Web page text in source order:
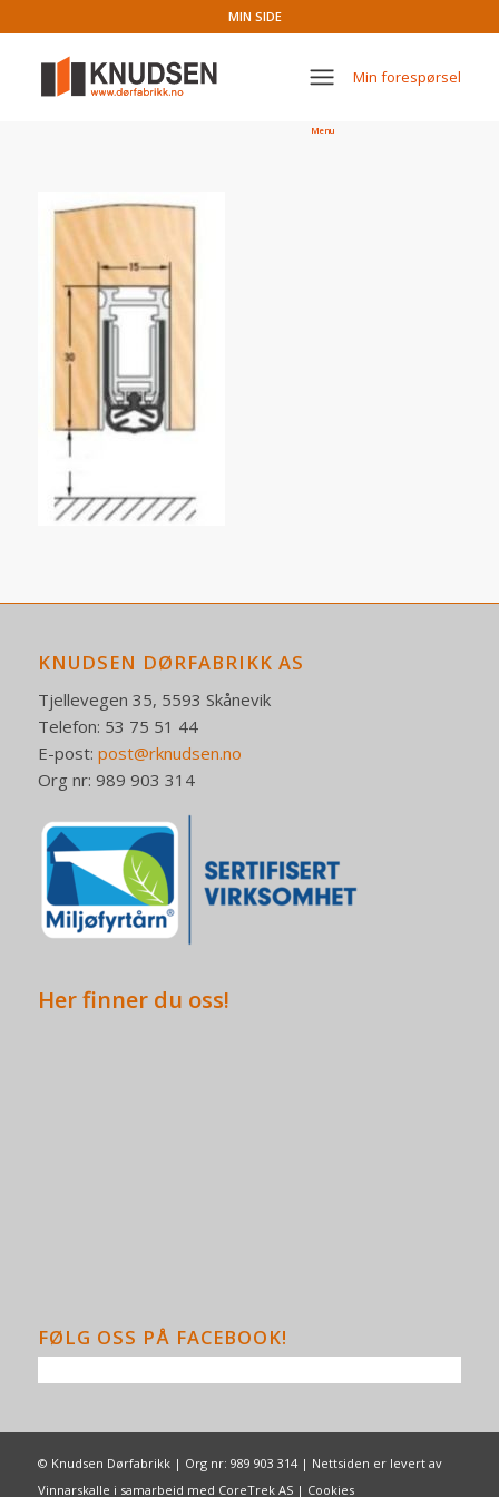
MIN SIDE
Menu
Min forespørsel
KNUDSEN DØRFABRIKK AS
Tjellevegen 35, 5593 Skånevik
Telefon: 53 75 51 44
E-post: post@rknudsen.no
Org nr: 989 903 314
Her finner du oss!
FØLG OSS PÅ FACEBOOK!
© Knudsen Dørfabrikk | Org nr: 989 903 314 | Nettsiden er levert av
Vinnarskalle i samarbeid med CoreTrek AS| Cookies